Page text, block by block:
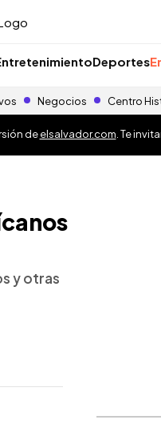
Deportes
Negocios Centro
deelsalvador.com . Te
y otras